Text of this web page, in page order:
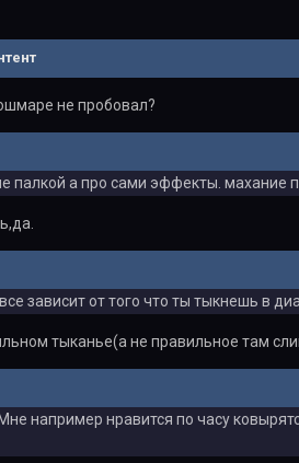
не пробовал?
палкой а про сами эффекты. махание
зависит от того что ты тыкнешь в
тыканье(а не правильное там
например нравится по часу